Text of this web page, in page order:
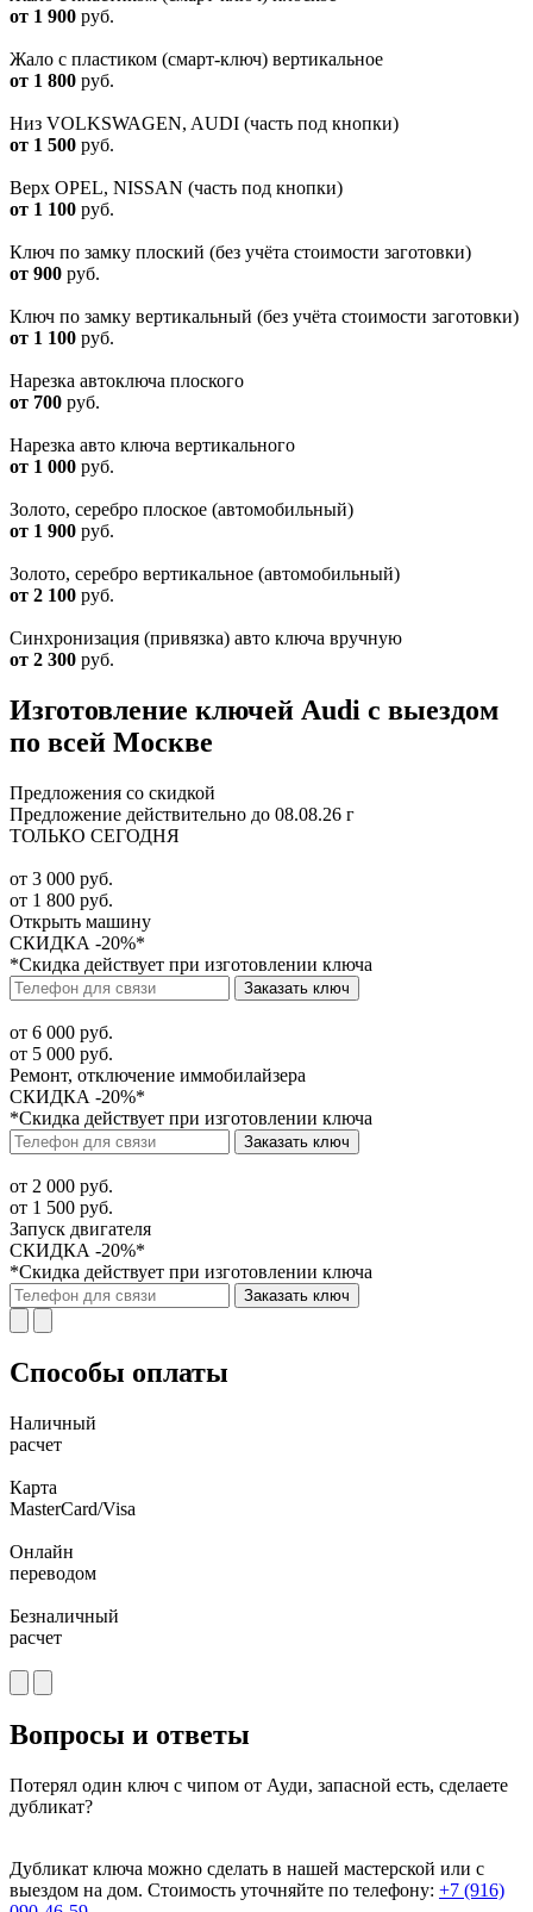
от 1 900 руб.
Жало с пластиком (смарт-ключ) вертикальное
от 1 800 руб.
Низ VOLKSWAGEN, AUDI (часть под кнопки)
от 1 500 руб.
Верх OPEL, NISSAN (часть под кнопки)
от 1 100 руб.
Ключ по замку плоский (без учёта стоимости заготовки)
от 900 руб.
Ключ по замку вертикальный (без учёта стоимости заготовки)
от 1 100 руб.
Нарезка автоключа плоского
от 700 руб.
Нарезка авто ключа вертикального
от 1 000 руб.
Золото, серебро плоское (автомобильный)
от 1 900 руб.
Золото, серебро вертикальное (автомобильный)
от 2 100 руб.
Синхронизация (привязка) авто ключа вручную
от 2 300 руб.
Изготовление ключей Audi с выездом
по всей Москве
Предложения со скидкой
Предложение действительно до 08.08.26 г
ТОЛЬКО СЕГОДНЯ
от 3 000 руб.
от 1 800 руб.
Открыть машину
СКИДКА -20%*
*Скидка действует при изготовлении ключа
Заказать ключ
от 6 000 руб.
от 5 000 руб.
Ремонт, отключение иммобилайзера
СКИДКА -20%*
*Скидка действует при изготовлении ключа
Заказать ключ
от 2 000 руб.
от 1 500 руб.
Запуск двигателя
СКИДКА -20%*
*Скидка действует при изготовлении ключа
Заказать ключ
Способы оплаты
Наличный
расчет
Карта
MasterCard/Visa
Онлайн
переводом
Безналичный
расчет
Вопросы и ответы
Потерял один ключ с чипом от Ауди, запасной есть, сделаете
дубликат?
Дубликат ключа можно сделать в нашей мастерской или с
выездом на дом. Стоимость уточняйте по телефону: +7 (916)